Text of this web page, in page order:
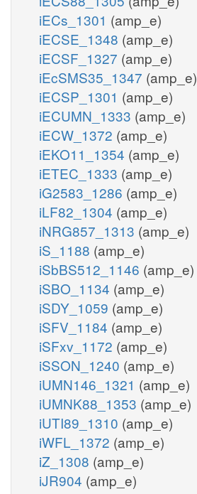
iECs_1301 (amp_e)
iECSE_1348 (amp_e)
iECSF_1327 (amp_e)
iEcSMS35_1347 (amp_e)
iECSP_1301 (amp_e)
iECUMN_1333 (amp_e)
iECW_1372 (amp_e)
iEKO11_1354 (amp_e)
iETEC_1333 (amp_e)
iG2583_1286 (amp_e)
iLF82_1304 (amp_e)
iNRG857_1313 (amp_e)
iS_1188 (amp_e)
iSbBS512_1146 (amp_e)
iSBO_1134 (amp_e)
iSDY_1059 (amp_e)
iSFV_1184 (amp_e)
iSFxv_1172 (amp_e)
iSSON_1240 (amp_e)
iUMN146_1321 (amp_e)
iUMNK88_1353 (amp_e)
iUTI89_1310 (amp_e)
iWFL_1372 (amp_e)
iZ_1308 (amp_e)
iJR904 (amp_e)